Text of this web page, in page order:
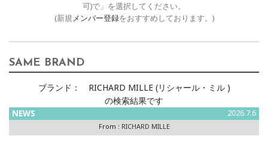
可)で」を選択してください。
(新規メンバー登録をおすすめしております。)
SAME BRAND
ブランド：
RICHARD MILLE (リシャール・ミル )
の検索結果です
NEWS 2026.7.6
From : RICHARD MILLE